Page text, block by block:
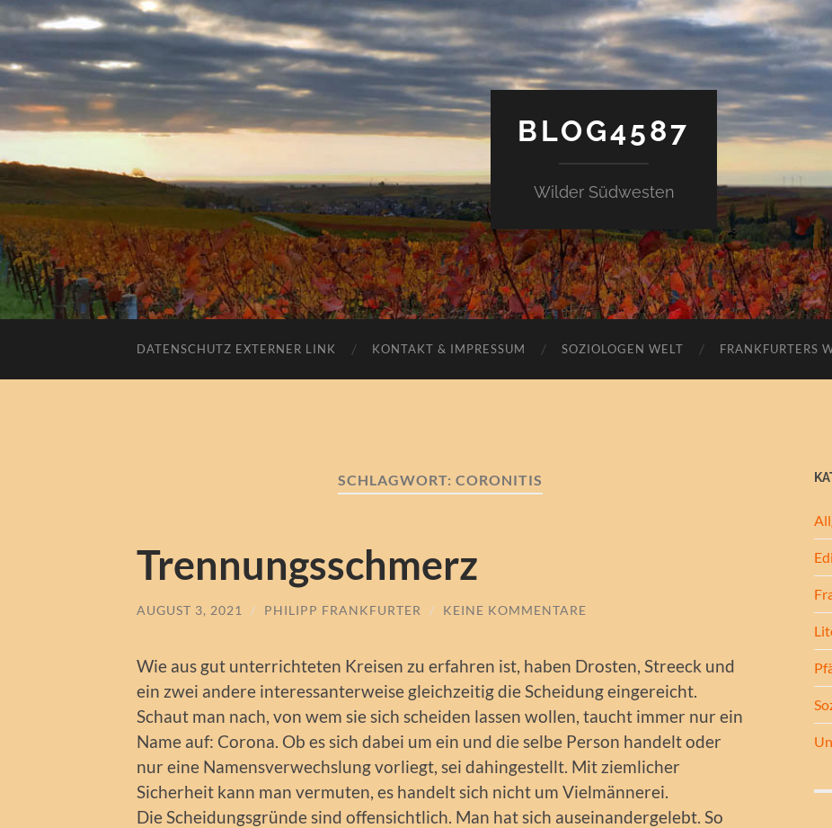
BLOG4587
Wilder Südwesten
DATENSCHUTZ EXTERNER LINK KONTAKT & IMPRESSUM SOZIOLOGEN WELT FRANKFURTERS
SCHLAGWORT: CORONITIS
Trennungsschmerz
AUGUST 3, 2021 / PHILIPP FRANKFURTER / KEINE KOMMENTARE
Wie aus gut unterrichteten Kreisen zu erfahren ist, haben Drosten, Streeck und
ein zwei andere interessanterweise gleichzeitig die Scheidung eingereicht.
Schaut man nach, von wem sie sich scheiden lassen wollen, taucht immer nur ein
Name auf: Corona. Ob es sich dabei um ein und die selbe Person handelt oder
nur eine Namensverwechslung vorliegt, sei dahingestellt. Mit ziemlicher
Sicherheit kann man vermuten, es handelt sich nicht um Vielmännerei.
Die Scheidungsgründe sind offensichtlich. Man hat sich auseinandergelebt. So